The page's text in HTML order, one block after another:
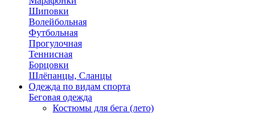
Шиповки
Волейбольная
Футбольная
Прогулочная
Теннисная
Борцовки
Шлёпанцы, Сланцы
Одежда по видам спорта
Беговая одежда
Костюмы для бега (лето)